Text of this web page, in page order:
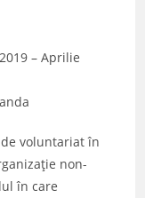
– Aprilie
voluntariat în
non-
în care